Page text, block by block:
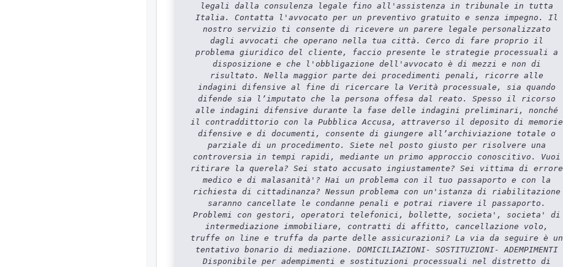
legali dalla consulenza legale fino all'assistenza in tribunale in tutta
Italia. Contatta l'avvocato per un preventivo gratuito e senza impegno. Il
nostro servizio ti consente di ricevere un parere legale personalizzato
dagli avvocati che operano nella tua città. Cerco di fare proprio il
problema giuridico del cliente, faccio presente le strategie processuali a
disposizione e che l'obbligazione dell'avvocato è di mezzi e non di
risultato. Nella maggior parte dei procedimenti penali, ricorre alle
indagini difensive al fine di ricercare la Verità processuale, sia quando
difende sia l’imputato che la persona offesa dal reato. Spesso il ricorso
alle indagini difensive durante la fase delle indagini preliminari, nonché
il contraddittorio con la Pubblica Accusa, attraverso il deposito di memorie
difensive e di documenti, consente di giungere all’archiviazione totale o
parziale di un procedimento. Siete nel posto giusto per risolvere una
controversia in tempi rapidi, mediante un primo approccio conoscitivo. Vuoi
ritirare la querela? Sei stato accusato ingiustamente? Sei vittima di errore
medico e di malasanità'? Hai un problema con il tuo passaporto e con la
richiesta di cittadinanza? Nessun problema con un'istanza di riabilitazione
saranno cancellate le condanne penali e potrai riavere il passaporto.
Problemi con gestori, operatori telefonici, bollette, societa', societa' di
intermediazione immobiliare, contratti di affitto, cancellazione volo,
truffe on line e truffa da parte delle assicurazioni? La via da seguire è un
tentativo bonario di mediazione. DOMICILIAZIONI- SOSTITUZIONI- ADEMPIMENTI
Disponibile per adempimenti e sostituzioni processuali nel distretto di